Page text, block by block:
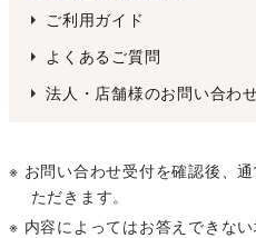
ご利用ガイド
よくあるご質問
法人・店舗様のお問い合わ
※ お問い合わせ受付を確認後、
ただきます。
※ 内容によってはお答えできな